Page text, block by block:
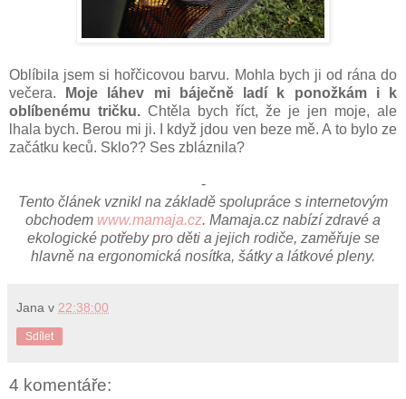
Oblíbila jsem si hořčicovou barvu. Mohla bych ji od rána do
večera.
Moje láhev mi báječně ladí k ponožkám i k
oblíbenému tričku. Chtěla bych říct, že je jen moje, ale
lhala bych. Berou mi ji. I když jdou ven beze mě. A to bylo ze
začátku keců. Sklo?? Ses zbláznila?
-
Tento článek vznikl na základě spolupráce s internetovým
obchodem www.mamaja.cz. Mamaja.cz nabízí zdravé a
ekologické potřeby pro děti a jejich rodiče, zaměřuje se
hlavně na ergonomická nosítka, šátky a látkové pleny.
Jana v 22:38:00
Sdílet
4 komentáře: